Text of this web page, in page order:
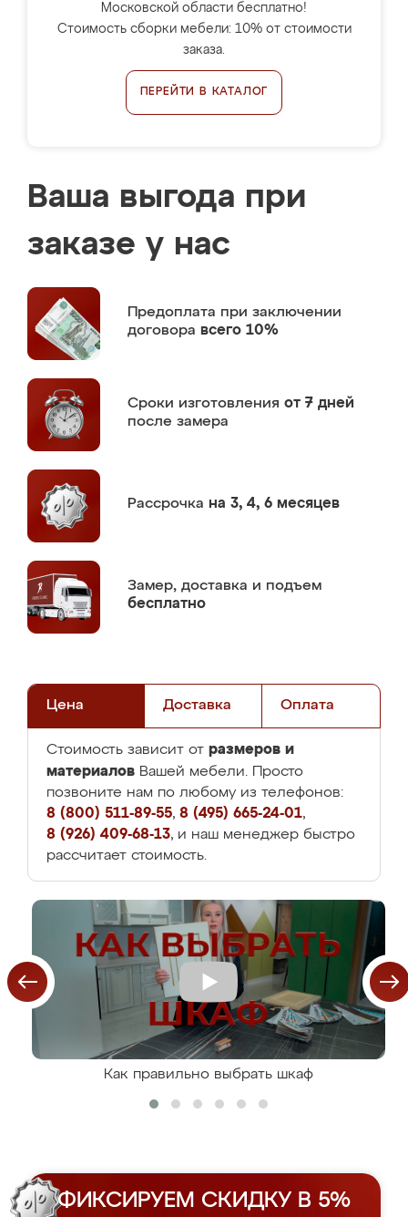
Московской области бесплатно!
Стоимость сборки мебели: 10% от стоимости
заказа.
ПЕРЕЙТИ В КАТАЛОГ
Ваша выгода при
заказе у нас
Предоплата при заключении
договора всего 10%
Сроки изготовления от 7 дней
после замера
Рассрочка на 3, 4, 6 месяцев
Замер, доставка и подъем
бесплатно
Цена Доставка Оплата
Стоимость зависит от размеров и
материалов Вашей мебели. Просто
позвоните нам по любому из телефонов:
8 (800) 511-89-55, 8 (495) 665-24-01,
8 (926) 409-68-13, и наш менеджер быстро
рассчитает стоимость.
Как правильно выбрать шкаф
ФИКСИРУЕМ СКИДКУ В 5%